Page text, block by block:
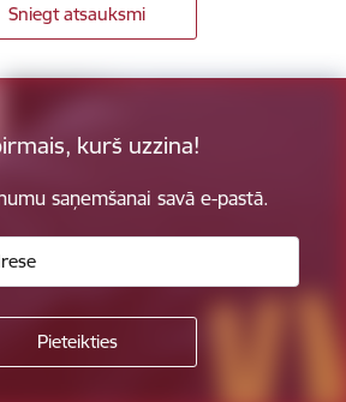
Sniegt atsauksmi
kurš uzzina!
saņemšanai savā e-pastā.